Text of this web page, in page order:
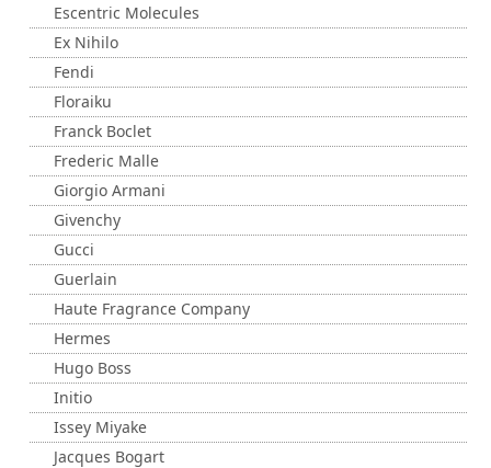
Escentric Molecules
Ex Nihilo
Fendi
Floraiku
Franck Boclet
Frederic Malle
Giorgio Armani
Givenchy
Gucci
Guerlain
Haute Fragrance Company
Hermes
Hugo Boss
Initio
Issey Miyake
Jacques Bogart